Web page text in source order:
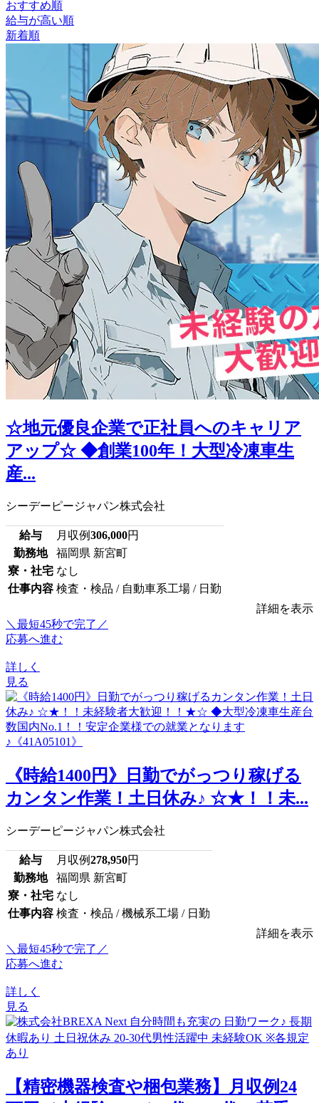
おすすめ順
給与が高い順
新着順
☆地元優良企業で正社員へのキャリア
アップ☆ ◆創業100年！大型冷凍車生
産...
シーデーピージャパン株式会社
給与 月収例306,000円
勤務地
福岡県 新宮町
寮・社宅 なし
仕事内容 検査・検品 / 自動車系工場 / 日勤
詳細を表示
＼最短45秒で完了／
応募へ進む
詳しく
見る
《時給1400円》日勤でがっつり稼げる
カンタン作業！土日休み♪ ☆★！！未...
シーデーピージャパン株式会社
給与 月収例278,950円
勤務地
福岡県 新宮町
寮・社宅 なし
仕事内容 検査・検品 / 機械系工場 / 日勤
詳細を表示
＼最短45秒で完了／
応募へ進む
詳しく
見る
【精密機器検査や梱包業務】月収例24